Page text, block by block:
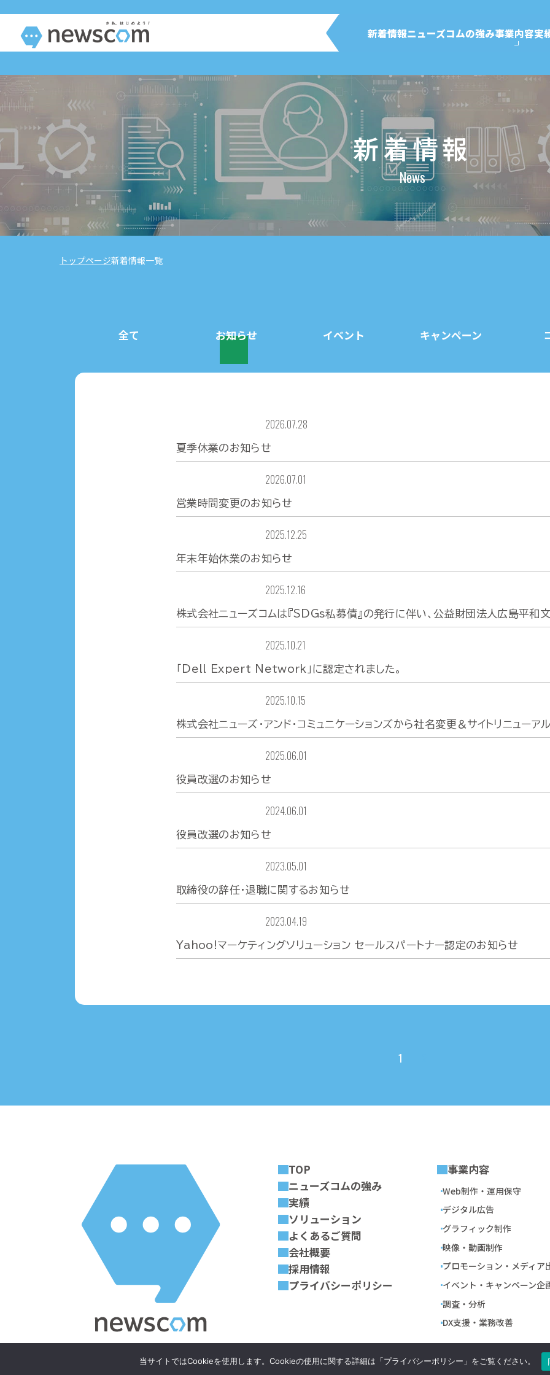
新着情報ニューズコムの強み事業内容実
新着情報
News
トップページ新着情報一覧
全て お知らせ イベント キャンペーン
2026.07.28
夏季休業のお知らせ
2026.07.01
営業時間変更のお知らせ
2025.12.25
年末年始休業のお知らせ
2025.12.16
株式会社ニューズコムは『SDGs私募債』の発行に伴い、公益財団法人広島平和
付金を贈呈
2025.10.21
「Dell Expert Network」に認定されました。
2025.10.15
株式会社ニューズ・アンド・コミュニケーションズから社名変更＆サイトリニューア
2025.06.01
役員改選のお知らせ
2024.06.01
役員改選のお知らせ
2023.05.01
取締役の辞任・退職に関するお知らせ
2023.04.19
Yahoo!マーケティングソリューション セールスパートナー認定のお知らせ
1
TOP
ニューズコムの強み
実績
ソリューション
よくあるご質問
会社概要
採用情報
プライバシーポリシー
事業内容
Web制作・運用保守
デジタル広告
グラフィック制作
映像・動画制作
プロモーション・メディア
イベント・キャンペーン企
調査・分析
DX支援・業務改善
Copyright©newscom inc. All Rights Reserved.
当サイトではCookieを使用します。Cookieの使用に関する詳細は「プライバシーポリシー」をご覧ください。